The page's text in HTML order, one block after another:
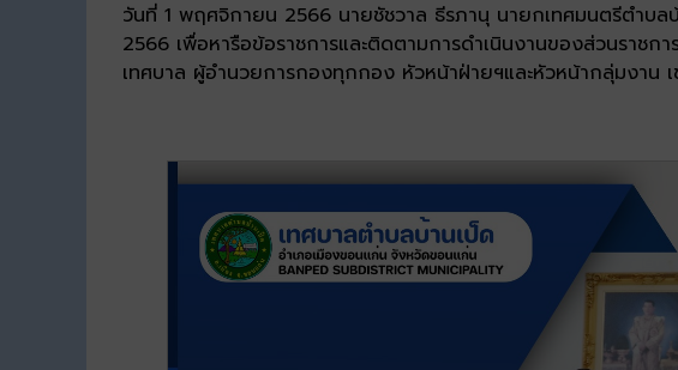
วันที่ 1 พฤศจิกายน 2566 นายชัชวาล ธีรภานุ นายกเทศมนตรีตำบลบ้
2566 เพื่อหารือข้อราชการและติดตามการดำเนินงานของส่วนราช
เทศบาล ผู้อำนวยการกองทุกกอง หัวหน้าฝ่ายฯและหัวหน้ากลุ่มงาน